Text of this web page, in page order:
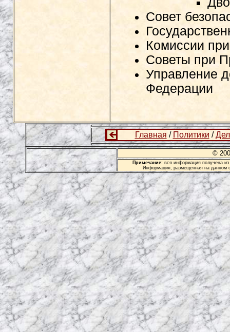
Совет
Комиссии
Советы при
Управление
Федерации
Главная / Политики /
©
Примечание: вся информация получена из
Информация, размещенная на данном